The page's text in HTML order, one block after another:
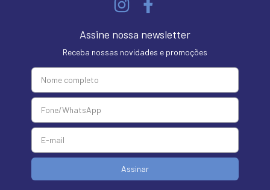
Assine nossa newsletter
Receba nossas novidades e promoções